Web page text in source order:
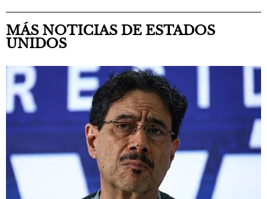
MÁS NOTICIAS DE ESTADOS
UNIDOS